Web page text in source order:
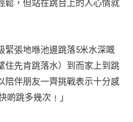
鬆，但站在跳台上的人心情就
緊張地喺池邊跳落5米水深嘅
住先肯跳落水）到而家上到跳
陪伴朋友一齊挑戰表示十分感
啲跳多幾次﹗」